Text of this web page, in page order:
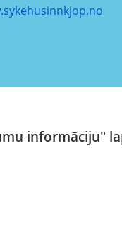
informāciju"